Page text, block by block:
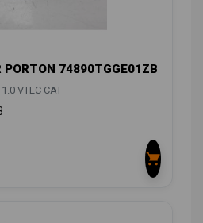
PORTON 74890TGGE01ZB
VTEC CAT